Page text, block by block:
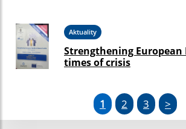
Aktuality
Strengthening
times of crisis
1 2 3 >